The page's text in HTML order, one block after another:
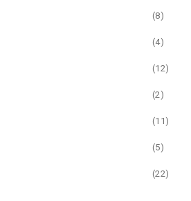
(8)
(4)
(12)
(2)
(11)
(5)
(22)